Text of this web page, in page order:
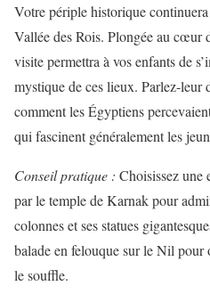
Votre périple historique
Vallée des Rois. Plongée au cœur
visite permettra à vos enfants de
mystique de ces lieux. Parlez-leur
comment les Égyptiens
qui fascinent généralement les
Conseil pratique : Choisissez une
par le temple de Karnak pour
colonnes et ses statues
balade en felouque sur le Nil pour
le souffle.